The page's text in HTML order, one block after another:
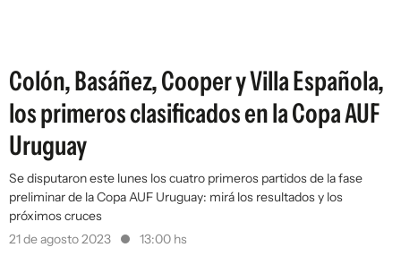
Colón, Basáñez, Cooper y Villa Española,
los primeros clasificados en la Copa AUF
Uruguay
Se disputaron este lunes los cuatro primeros partidos de la fase
preliminar de la Copa AUF Uruguay: mirá los resultados y los
próximos cruces
21 de agosto 2023
13:00 hs